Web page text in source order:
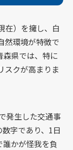
在）を擁し、白
然環境が特徴で
森県では、特に
スクが高まりま
発生した交通事
字であり、1日
かが怪我を負